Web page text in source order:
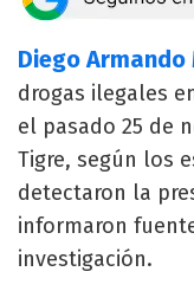
Diego Armando
drogas ilegales
el pasado 25 de
Tigre, según los
detectaron la
informaron
investigación.